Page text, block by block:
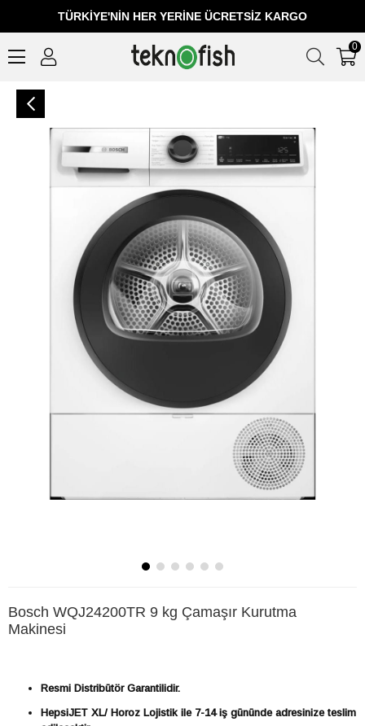
TÜRKIYE'NIN HER YERINE ÜCRETSIZ KARGO
0
Bosch WQJ24200TR 9 kg Çamaşır Kurutma Makinesi
Bosch WQJ24200TR 9 kg Çamaşır Kurutma
Makinesi
Resmi Distribütör Garantilidir.
HepsiJET XL/ Horoz Lojistik ile 7-14 iş gününde adresinize teslim